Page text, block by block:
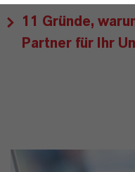
11 Gründe,
Partner für Ihr